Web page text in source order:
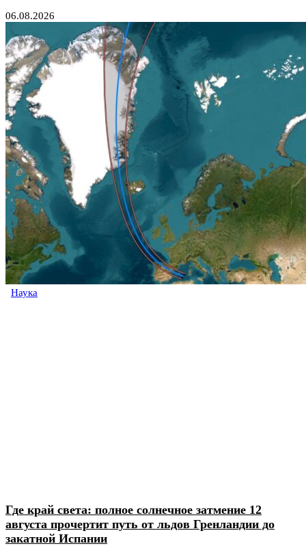
06.08.2026
Наука
Где край света: полное солнечное затмение 12
августа прочертит путь от льдов Гренландии до
закатной Испании